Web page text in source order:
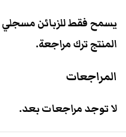
المراجعات
لا توجد مراجعات بعد.
يسمح فقط للزبائن مسجلي
المنتج ترك مراجعة.